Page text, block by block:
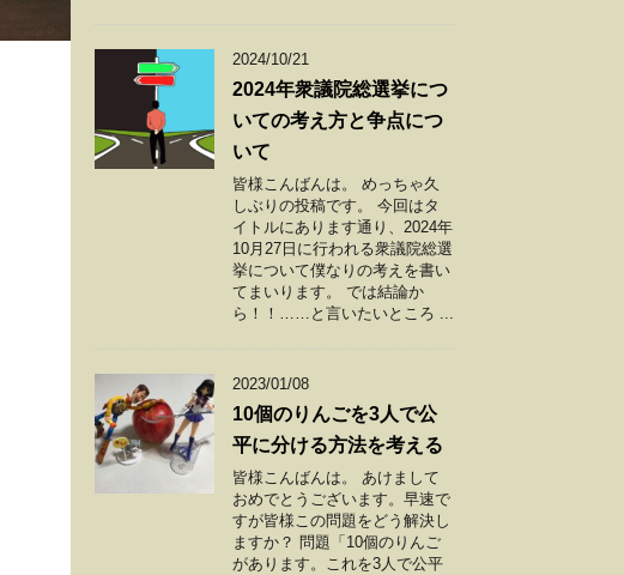
2024/10/21
2024年衆議院総選挙につ
いての考え方と争点につ
いて
皆様こんばんは。 めっちゃ久
しぶりの投稿です。 今回はタ
イトルにあります通り、2024年
10月27日に行われる衆議院総選
挙について僕なりの考えを書い
てまいります。 では結論か
ら！！……と言いたいところ ...
2023/01/08
10個のりんごを3人で公
平に分ける方法を考える
皆様こんばんは。 あけまして
おめでとうございます。早速で
すが皆様この問題をどう解決し
ますか？ 問題「10個のりんご
があります。これを3人で公平